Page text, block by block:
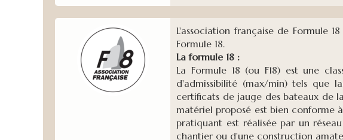
L'association française de Formule
Formule 18.
La formule 18 :
La Formule 18 (ou F18) est une
d'admissibilité (max/min) tels que
certificats de jauge des bateaux de
matériel proposé est bien conforme
pratiquant est réalisée par un
chantier ou d'une construction